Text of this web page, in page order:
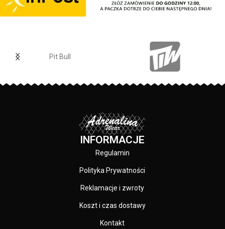
silikonowa kwadratowa naszywka
wszystkie nadruki wykonane są
specjalistyczną technologią
sitodruku przez co są bardzo
bawełna / 20% poliester
KOLOR:
INFORMACJE
Regulamin
Polityka Prywatności
Reklamacje i zwroty
Koszt i czas dostawy
Kontakt